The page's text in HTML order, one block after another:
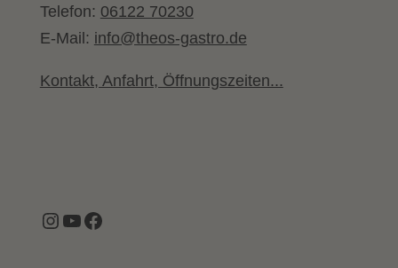
Telefon: 06122 70230
E-Mail: info@theos-gastro.de
Kontakt, Anfahrt, Öffnungszeiten...
Instagram
YouTube
Facebook